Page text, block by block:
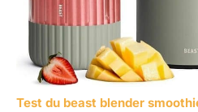
Test du beast blender